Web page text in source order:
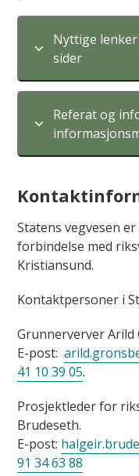
Nyttige lenker
sider
Referat og
Statens vegvesen
forbindelse med
Kristiansund.
Kontaktpersoner i
Grunnerverver Arild
E-post:
41 10 39 05.
Prosjektleder for
Brudeseth.
E-post:
91 34 63 88